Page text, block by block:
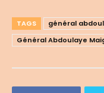
TAGS
général
Général Abdoulaye